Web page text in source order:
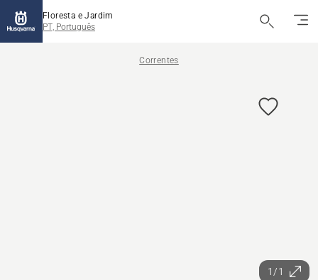
Floresta e Jardim
PT, Português
Correntes
1/1